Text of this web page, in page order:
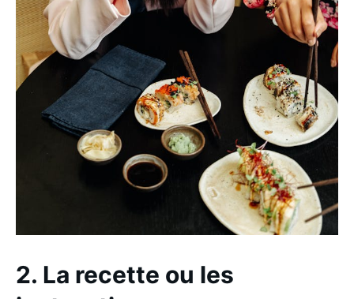
2. La recette ou les